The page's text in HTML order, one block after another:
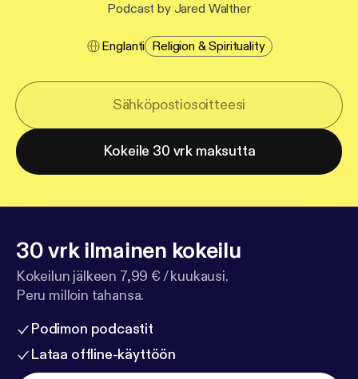
Podcast by Jared Walther
Englanti Religion & Spirituality
Kokeile 30 vrk maksutta
30 vrk ilmainen kokeilu
Kokeilun jälkeen 7,99 € / kuukausi.
Peru milloin tahansa.
Podimon podcastit
Lataa offline-käyttöön